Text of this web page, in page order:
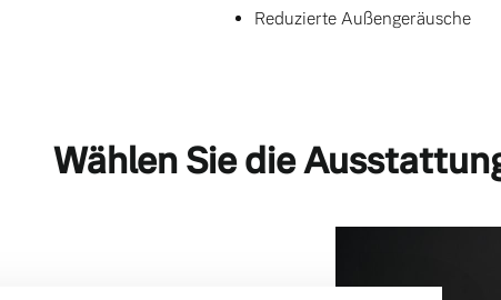
Reduzierte Außengeräusche
Wählen Sie die